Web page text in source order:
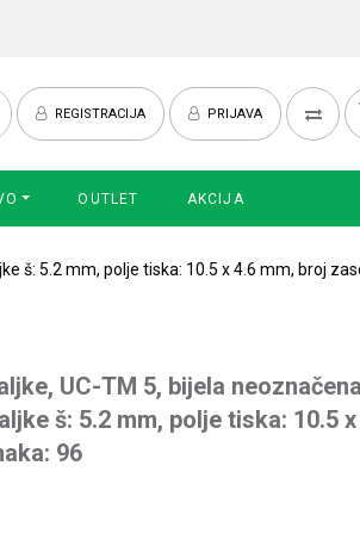
REGISTRACIJA PRIJAVA
OUTLET AKCIJA
š: 5.2 mm, polje tiska: 10.5 x 4.6 mm, broj
UC-TM 5, bijela neoznačena
š: 5.2 mm, polje tiska: 10.5 x
96